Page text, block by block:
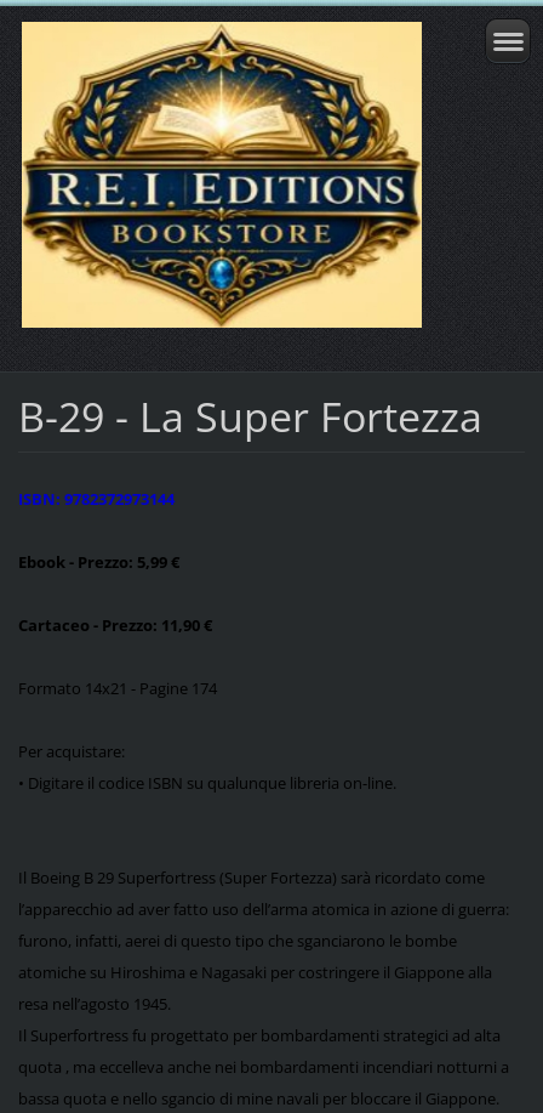
B-29 - La Super Fortezza
ISBN: 9782372973144
Ebook- Prezzo: 5,99 €
Cartaceo - Prezzo: 11,90 €
Formato 14x21 - Pagine 174
Per acquistare:
• Digitare il codice ISBN su qualunque libreria on-line.
Il Boeing B 29 Superfortress (Super Fortezza) sarà ricordato come
l’apparecchio ad aver fatto uso dell’arma atomica in azione di guerra:
furono, infatti, aerei di questo tipo che sganciarono le bombe
atomiche su Hiroshima e Nagasaki per costringere il Giappone alla
resa nell’agosto 1945.
Il Superfortress fu progettato per bombardamenti strategici ad alta
quota , ma eccelleva anche nei bombardamenti incendiari notturni a
bassa quota e nello sgancio di mine navali per bloccare il Giappone.